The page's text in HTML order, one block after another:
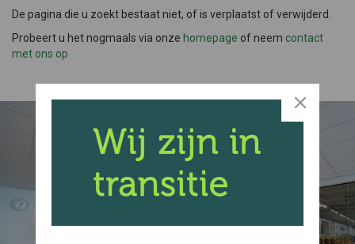
De pagina die u zoekt bestaat niet, of is verplaatst of verwijderd.
Probeert u het nogmaals via onze homepage of neem contact
met ons op
Kom bij ons op de